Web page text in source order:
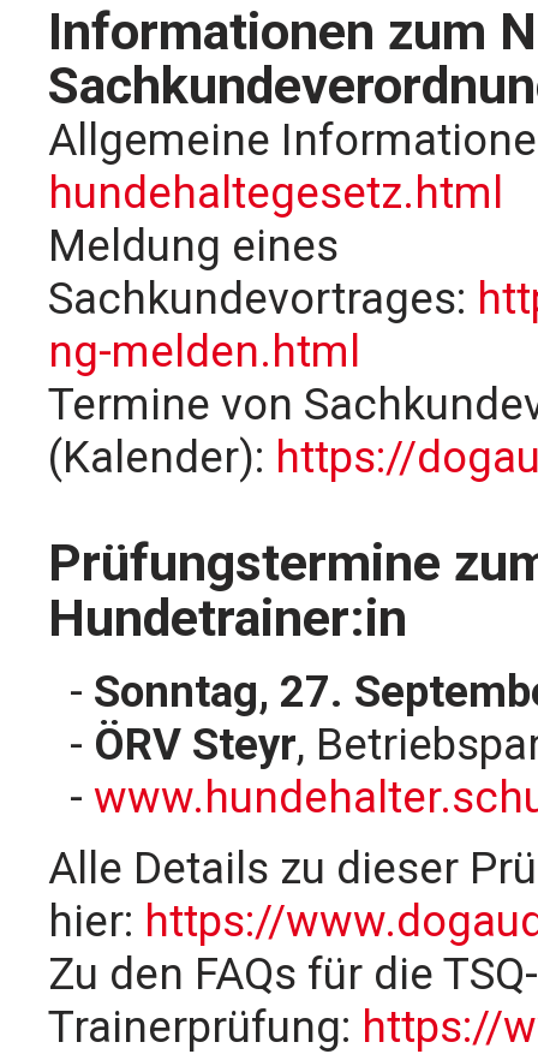
Informationen zum
Allgemeine
hundehaltegesetz.html
Meldung eines
Sachkundevortrages:
ng-melden.html
Termine von
(Kalender): https://
Prüfungstermine
Hundetrainer:in
- Sonntag, 27.
- ÖRV Steyr,
-
Alle Details zu dieser
hier: https://
Zu den FAQs für die TSQ-
Trainerprüfung: https://